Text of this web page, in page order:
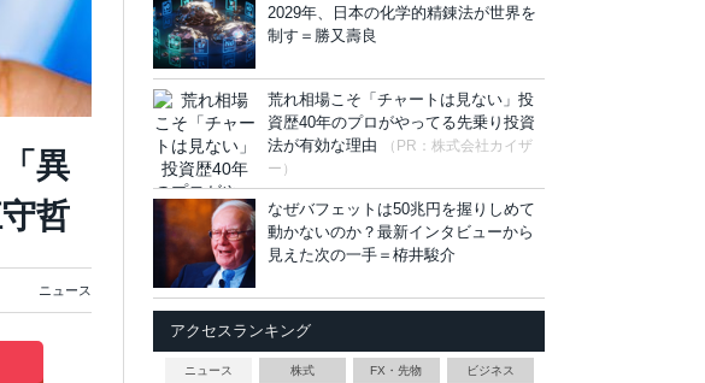
異
哲
ニュース
2029年、日本の化学的精錬法が世界を
制す＝勝又壽良
荒れ相場こそ「チャートは見ない」投
資歴40年のプロがやってる先乗り投資
法が有効な理由
（PR：株式会社カイザ
ー）
なぜバフェットは50兆円を握りしめて
動かないのか？最新インタビューから
見えた次の一手＝栫井駿介
アクセスランキング
ニュース 株式 FX・先物 ビジネス